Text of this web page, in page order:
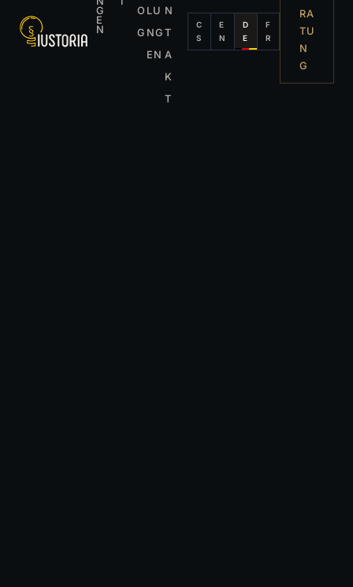
G
E
N
O
G
LU
NG
EN
N
T
A
K
T
C
S
E
N
D
E
F
R
RA
TU
N
G